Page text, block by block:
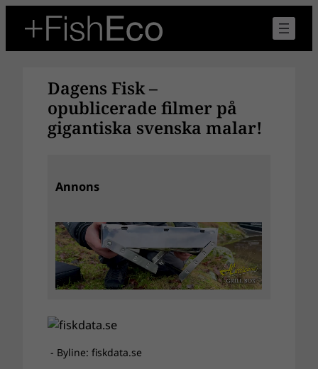
innehåll
Dagens Fisk –
opublicerade filmer på
gigantiska svenska malar!
Annons
- Byline: fiskdata.se